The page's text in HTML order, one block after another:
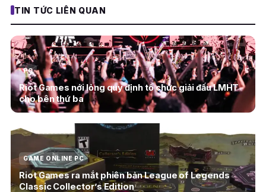
TIN TỨC LIÊN QUAN
PC
Riot Games nới lỏng quy định tổ chức giải đấu LMHT
cho bên thứ ba
GAME ONLINE PC
Riot Games ra mắt phiên bản League of Legends
Classic Collector’s Edition